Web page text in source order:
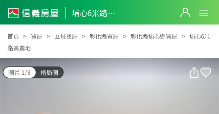
埔心6米路美農地
埔心6米路美農地
首頁 買屋 區域找屋 彰化縣買屋 彰化縣埔心鄉買屋
埔心6米
路美農地
圖片 1/8 格局圖